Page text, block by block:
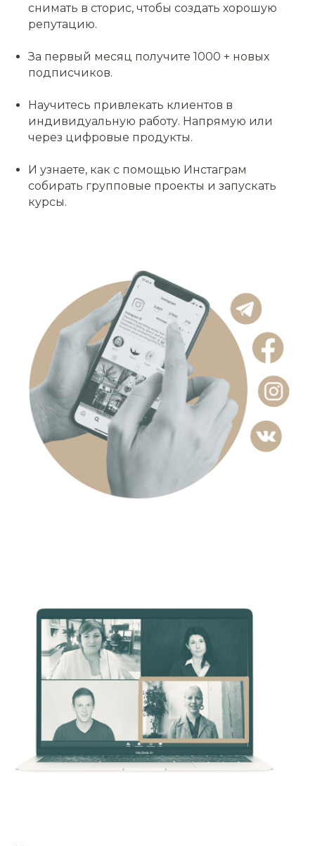
снимать в сторис, чтобы создать хорошую
репутацию.
За первый месяц получите 1000 + новых
подписчиков.
Научитесь привлекать клиентов в
индивидуальную работу. Напрямую или
через цифровые продукты.
И узнаете, как с помощью Инстаграм
собирать групповые проекты и запускать
курсы.